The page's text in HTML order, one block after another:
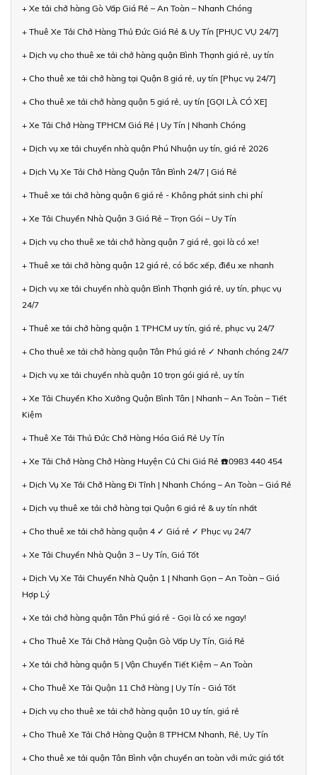
+ Xe tải chở hàng Gò Vấp Giá Rẻ – An Toàn – Nhanh Chóng
+ Thuê Xe Tải Chở Hàng Thủ Đức Giá Rẻ & Uy Tín [PHỤC VỤ 24/7]
+ Dịch vụ cho thuê xe tải chở hàng quận Bình Thạnh giá rẻ, uy tín
+ Cho thuê xe tải chở hàng tại Quận 8 giá rẻ, uy tín [Phục vụ 24/7]
+ Cho thuê xe tải chở hàng quận 5 giá rẻ, uy tín [GỌI LÀ CÓ XE]
+ Xe Tải Chở Hàng TPHCM Giá Rẻ | Uy Tín | Nhanh Chóng
+ Dịch vụ xe tải chuyển nhà quận Phú Nhuận uy tín, giá rẻ 2026
+ Dịch Vụ Xe Tải Chở Hàng Quận Tân Bình 24/7 | Giá Rẻ
+ Thuê xe tải chở hàng quận 6 giá rẻ - Không phát sinh chi phí
+ Xe Tải Chuyển Nhà Quận 3 Giá Rẻ – Trọn Gói – Uy Tín
+ Dịch vụ cho thuê xe tải chở hàng quận 7 giá rẻ, gọi là có xe!
+ Thuê xe tải chở hàng quận 12 giá rẻ, có bốc xếp, điều xe nhanh
+ Dịch vụ xe tải chuyển nhà quận Bình Thạnh giá rẻ, uy tín, phục vụ
24/7
+ Thuê xe tải chở hàng quận 1 TPHCM uy tín, giá rẻ, phục vụ 24/7
+ Cho thuê xe tải chở hàng quận Tân Phú giá rẻ ✓ Nhanh chóng 24/7
+ Dịch vụ xe tải chuyển nhà quận 10 trọn gói giá rẻ, uy tín
+ Xe Tải Chuyển Kho Xưởng Quận Bình Tân | Nhanh – An Toàn – Tiết
Kiệm
+ Thuê Xe Tải Thủ Đức Chở Hàng Hóa Giá Rẻ Uy Tín
+ Xe Tải Chở Hàng Chở Hàng Huyện Củ Chi Giá Rẻ ☎️0983 440 454
+ Dịch Vụ Xe Tải Chở Hàng Đi Tỉnh | Nhanh Chóng – An Toàn – Giá Rẻ
+ Dịch vụ thuê xe tải chở hàng tại Quận 6 giá rẻ & uy tín nhất
+ Cho thuê xe tải chở hàng quận 4 ✓ Giá rẻ ✓ Phục vụ 24/7
+ Xe Tải Chuyển Nhà Quận 3 – Uy Tín, Giá Tốt
+ Dịch Vụ Xe Tải Chuyển Nhà Quận 1 | Nhanh Gọn – An Toàn – Giá
Hợp Lý
+ Xe tải chở hàng quận Tân Phú giá rẻ - Gọi là có xe ngay!
+ Cho Thuê Xe Tải Chở Hàng Quận Gò Vấp Uy Tín, Giá Rẻ
+ Xe tải chở hàng quận 5 | Vận Chuyển Tiết Kiệm – An Toàn
+ Cho Thuê Xe Tải Quận 11 Chở Hàng | Uy Tín - Giá Tốt
+ Dịch vụ cho thuê xe tải chở hàng quận 10 uy tín, giá rẻ
+ Cho Thuê Xe Tải Chở Hàng Quận 8 TPHCM Nhanh, Rẻ, Uy Tín
+ Cho thuê xe tải quận Tân Bình vận chuyển an toàn với mức giá tốt